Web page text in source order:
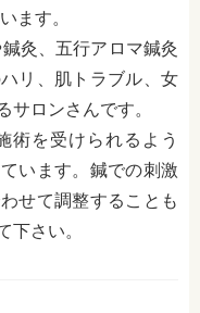
ます。
灸、五行アロマ鍼灸
リ、肌トラブル、女
ロンさんです。
術を受けられるよう
います。鍼での刺激
せて調整することも
下さい。